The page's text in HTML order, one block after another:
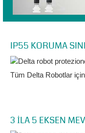
IP55 KORUMA
Tüm Delta Robotlar için
3 İLA 5 EKSEN